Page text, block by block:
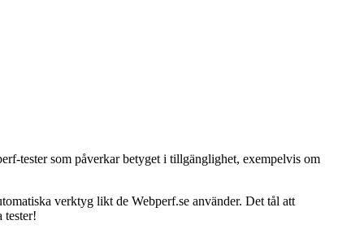
tester som påverkar betyget i tillgänglighet, exempelvis om
verktyg likt de Webperf.se använder. Det tål att
tester!